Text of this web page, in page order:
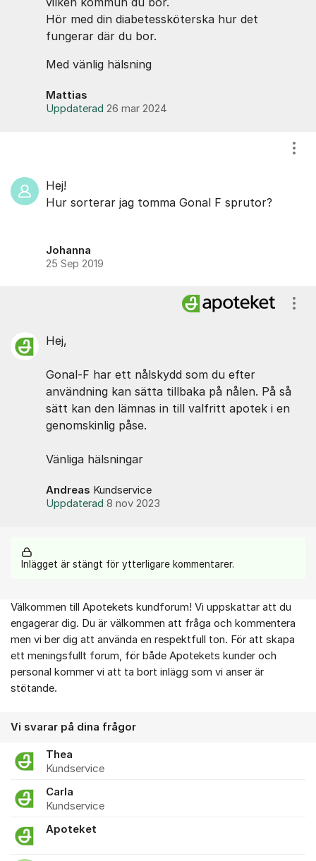
Hör med din diabetessköterska hur det
fungerar där du bor.
Med vänlig hälsning
Mattias
Uppdaterad 26 mar 2024
Hej!
Hur sorterar jag tomma Gonal F sprutor?
Johanna
25 Sep 2019
Hej,
Gonal-F har ett nålskydd som du efter
användning kan sätta tillbaka på nålen. På så
sätt kan den lämnas in till valfritt apotek i en
genomskinlig påse.
Vänliga hälsningar
Andreas Kundservice
Uppdaterad 8 nov 2023
Inlägget är stängt för ytterligare kommentarer.
Om forumet
Välkommen till Apotekets kundforum! Vi uppskattar att du
engagerar dig. Du är välkommen att fråga och kommentera
men vi ber dig att använda en respektfull ton. För att skapa
ett meningsfullt forum, för både Apotekets kunder och
personal kommer vi att ta bort inlägg som vi anser är
stötande.
Vi svarar på dina frågor
Thea
Kundservice
Carla
Kundservice
Apoteket